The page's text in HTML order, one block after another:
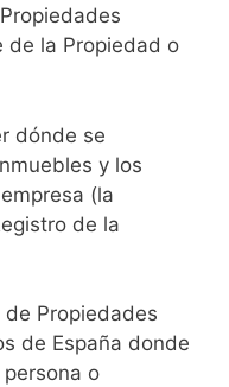
de la Propiedad o
dónde se
y los
(la
de la
Propiedades
de España donde
o